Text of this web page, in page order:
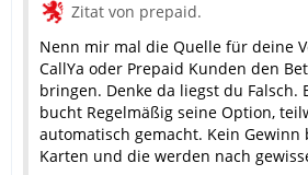
Zitat von prepaid.
Nenn mir mal die Quelle für deine
CallYa oder Prepaid Kunden den
bringen. Denke da liegst du Falsch.
bucht Regelmäßig seine Option,
automatisch gemacht. Kein
Karten und die werden nach